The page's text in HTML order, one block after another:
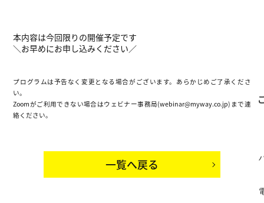
本内容は今回限りの開催予定です
＼お早めにお申し込みください／
プログラムは予告なく変更となる場合がございます。あらかじめご了承くださ
い。
Zoomがご利用できない場合はウェビナー事務局(webinar@myway.co.jp)まで連
絡ください。
一覧へ戻る